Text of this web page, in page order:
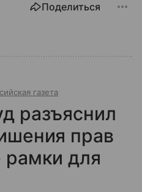
Поделиться
газета
разъяснил
прав
рамки для